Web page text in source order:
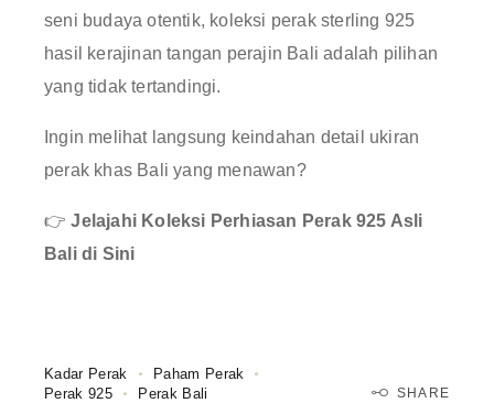
seni budaya otentik, koleksi perak sterling 925
hasil kerajinan tangan perajin Bali adalah pilihan
yang tidak tertandingi.
Ingin melihat langsung keindahan detail ukiran
perak khas Bali yang menawan?
👉Jelajahi Koleksi Perhiasan Perak 925 Asli
Bali di Sini
Kadar Perak
Paham Perak
Perak 925
Perak Bali SHARE